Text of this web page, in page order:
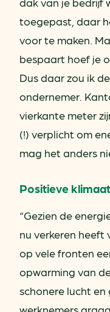
toegepast, daar
voor te maken.
bespaart hoef je
Dus daar zou ik
ondernemer.
vierkante meter
(!) verplicht om
mag het anders
Positieve
“Gezien de
nu verkeren heeft
op vele fronten
opwarming van
schonere lucht
werknemers